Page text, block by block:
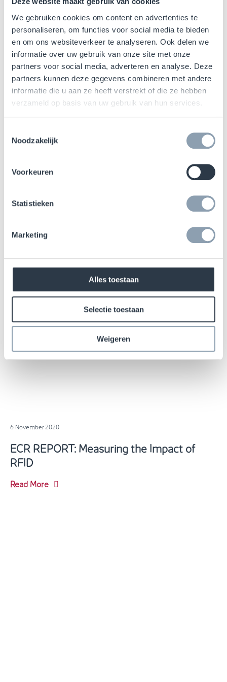
We gebruiken cookies om content en advertenties te
personaliseren, om functies voor social media te bieden
en om ons websiteverkeer te analyseren. Ook delen we
informatie over uw gebruik van onze site met onze
partners voor social media, adverteren en analyse. Deze
partners kunnen deze gegevens combineren met andere
informatie die u aan ze heeft verstrekt of die ze hebben
verzameld op basis van uw gebruik van hun services.
Noodzakelijk
Voorkeuren
Statistieken
Marketing
Alles toestaan
Selectie toestaan
Weigeren
REPORT: Display Compliance
6 November 2020
ECR REPORT: Measuring the Impact of
RFID
Read More